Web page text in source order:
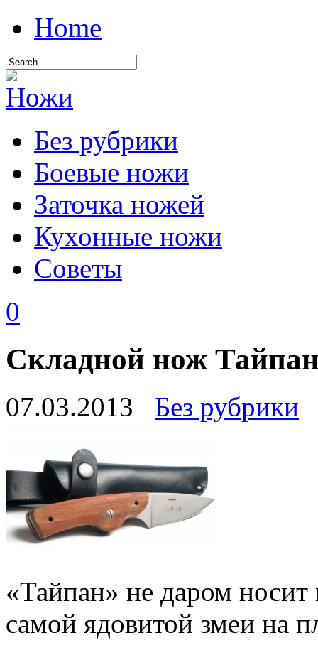
Home
Без рубрики
Боевые ножи
Заточка ножей
Кухонные ножи
Советы
0
Складной нож
07.03.2013 Без рубрики
«Тайпан» не даром носит
самой ядовитой змеи на